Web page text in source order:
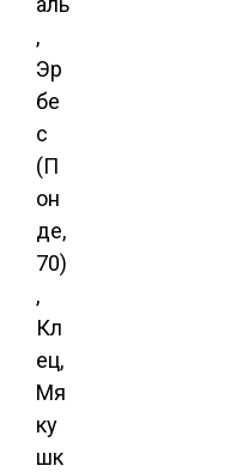
,
Эр
бе
с
(П
он
де,
70)
,
Кл
ец,
Мя
ку
шк